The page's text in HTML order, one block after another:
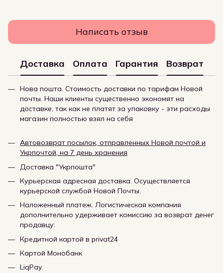
Написать отзыв
Доставка Оплата Гарантия Возврат
Нова пошта. Стоимость доставки по тарифам Новой
почты. Наши клиенты существенно экономят на
доставке, так как не платят за упаковку - эти расходы
магазин полностью взял на себя
Автовозврат посылок, отправленных Новой почтой и
Укрпочтой, на 7 день хранения
Доставка "Укрпошта"
Курьерская адресная доставка. Осуществляется
курьерской службой Новой Почты.
Наложенный платеж. Логистическая компания
дополнительно удерживает комиссию за возврат денег
продавцу:
Кредитной картой в privat24
Картой Монобанк
LiqPay.